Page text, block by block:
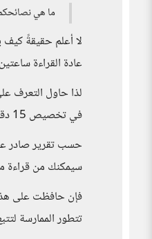
ما هي
لا أعلم حقيقةً
عادة القراءة
لذا حاول التعرف
في تخصيص 15 دقيقية بشكلٍ حُر وليس إلزامي، فتخيل أنك تستطيع قراءة أضعاف العدد الذي قرأته العام الماضي!
سيمكنك من قراءة مليونين و160 ألف كلمة كل عام، أو ما يعادل 20
فإن حافظت على
تتطور الممارسة